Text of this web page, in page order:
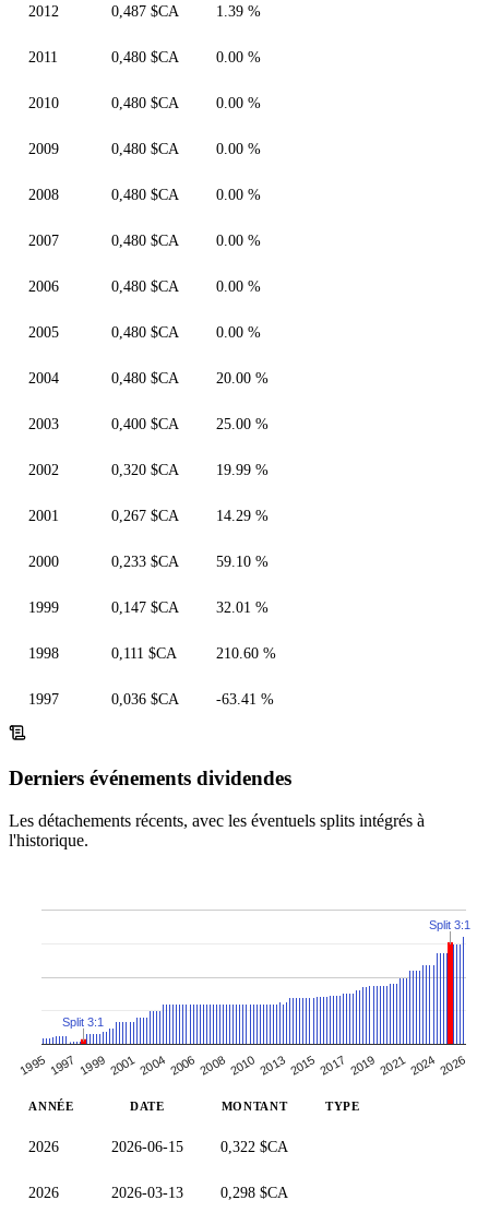
2012 0,487 $CA 1.39 %
2011 0,480 $CA 0.00 %
2010 0,480 $CA 0.00 %
2009 0,480 $CA 0.00 %
2008 0,480 $CA 0.00 %
2007 0,480 $CA 0.00 %
2006 0,480 $CA 0.00 %
2005 0,480 $CA 0.00 %
2004 0,480 $CA 20.00 %
2003 0,400 $CA 25.00 %
2002 0,320 $CA 19.99 %
2001 0,267 $CA 14.29 %
2000 0,233 $CA 59.10 %
1999 0,147 $CA 32.01 %
1998 0,111 $CA 210.60 %
1997 0,036 $CA -63.41 %
Derniers événements dividendes
Les détachements récents, avec les éventuels splits intégrés à
l'historique.
1995 1997 1999 20012004 2006 20082010 20132015 2017 2019 20212024 2026
Split 3:1
Split 3:1
ANNÉE DATE MONTANT TYPE
2026 2026-06-15 0,322 $CA
2026 2026-03-13 0,298 $CA